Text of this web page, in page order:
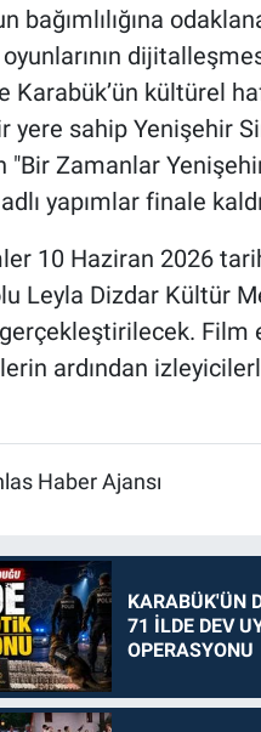
bağımlılığına
Karabük’ün kültürel
yere sahip Yenişehir
"Bir Zamanlar
yapımlar finale
10 Haziran 2026
Leyla Dizdar Kültür
gerçekleştirilecek. Film
ardından
Haber Ajansı
KARABÜK'ÜN
71 İLDE DEV
OPERASYONU